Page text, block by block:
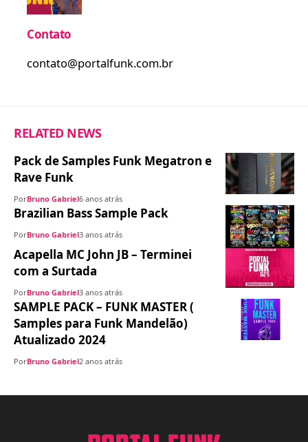
Contato
contato@portalfunk.com.br
RELATED NEWS
Pack de Samples Funk Megatron e
Rave Funk
PorBruno Gabriel6 anos atrás
Brazilian Bass Sample Pack
PorBruno Gabriel3 anos atrás
Acapella MC John JB – Terminei
com a Surtada
PorBruno Gabriel3 anos atrás
SAMPLE PACK – FUNK MASTER (
Samples para Funk Mandelão)
Atualizado 2024
PorBruno Gabriel2 anos atrás